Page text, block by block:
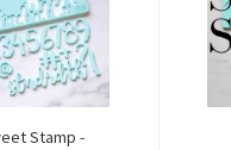
Stamp -